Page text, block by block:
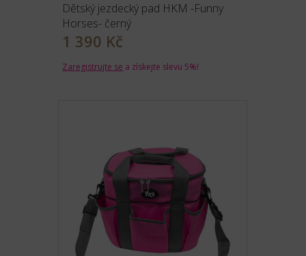
Dětský jezdecký pad HKM -Funny
Horses- černý
1 390 Kč
Zaregistrujte se a získejte slevu 5%!